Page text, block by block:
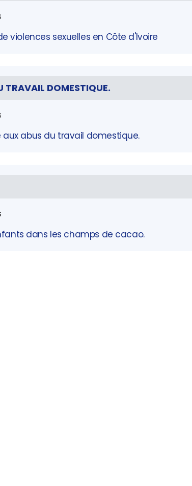
violences sexuelles en Côte d'Ivoire
TRAVAIL DOMESTIQUE.
abus du travail domestique.
dans les champs de cacao.